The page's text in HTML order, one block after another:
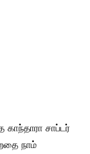
சாப்டர்
நாம்